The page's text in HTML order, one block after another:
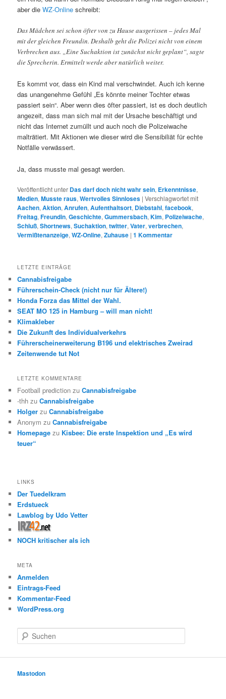
aber dieWZ-Online schreibt:
Das Mädchen sei schon öfter von zu Hause ausgerissen – jedes Mal
mit der gleichen Freundin. Deshalb geht die Polizei nicht von einem
Verbrechen aus. „Eine Suchaktion ist zunächst nicht geplant“, sagte
die Sprecherin. Ermittelt werde aber natürlich weiter.
Es kommt vor, dass ein Kind mal verschwindet. Auch ich kenne
das unangenehme Gefühl „Es könnte meiner Tochter etwas
passiert sein“. Aber wenn dies öfter passiert, ist es doch deutlich
angezeit, dass man sich mal mit der Ursache beschäftigt und
nicht das Internet zumüllt und auch noch die Polizeiwache
malträtiert. Mit Aktionen wie dieser wird die Sensibiliät für echte
Notfälle verwässert.
Ja, dass musste mal gesagt werden.
Veröffentlicht unter Das darf doch nicht wahr sein, Erkenntnisse,
Medien,Musste raus,Wertvolles Sinnloses |Verschlagwortet mit
Aachen,Aktion,Anrufen,Aufenthaltsort, Diebstahl,facebook,
Freitag,Freundin,Geschichte,Gummersbach,Kim, Polizeiwache,
Schluß,Shortnews,Suchaktion,twitter,Vater,verbrechen,
Vermißtenanzeige,WZ-Online,Zuhause |1 Kommentar
LETZTE EINTRÄGE
Cannabisfreigabe
Führerschein-Check (nicht nur für Ältere!)
Honda Forza das Mittel der Wahl.
SEAT MO 125 in Hamburg – will man nicht!
Klimakleber
Die Zukunft des Individualverkehrs
Führerscheinerweiterung B196 und elektrisches Zweirad
Zeitenwende tut Not
LETZTE KOMMENTARE
Football prediction zuCannabisfreigabe
-thh zuCannabisfreigabe
Holger zuCannabisfreigabe
Anonym zuCannabisfreigabe
Homepage zu Kisbee: Die erste Inspektion und „Es wird
teuer“
LINKS
Der Tuedelkram
Erdstueck
Lawblog by Udo Vetter
NOCH kritischer als ich
META
Anmelden
Eintrags-Feed
Kommentar-Feed
WordPress.org
u
e
Mastodon